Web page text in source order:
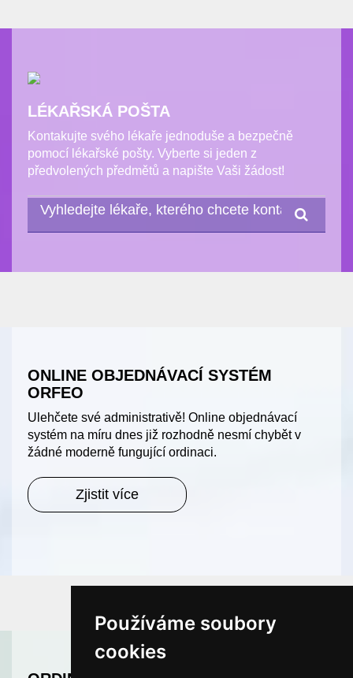
Používáme soubory
cookies
LÉKAŘSKÁ POŠTA
Kontakujte svého lékaře jednoduše a bezpečně
pomocí lékařské pošty. Vyberte si jeden z
předvolených předmětů a napište Vaši žádost!
ONLINE OBJEDNÁVACÍ SYSTÉM
ORFEO
Ulehčete své administrativě! Online objednávací
systém na míru dnes již rozhodně nesmí chybět v
žádné moderně fungující ordinaci.
Zjistit více